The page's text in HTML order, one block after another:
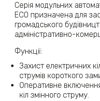
Серія модульних
ECO призначена для
громадського
адміністративно-
Функції:
Захист електричних
струмів короткого
Оперативне
кіл змінного струму.